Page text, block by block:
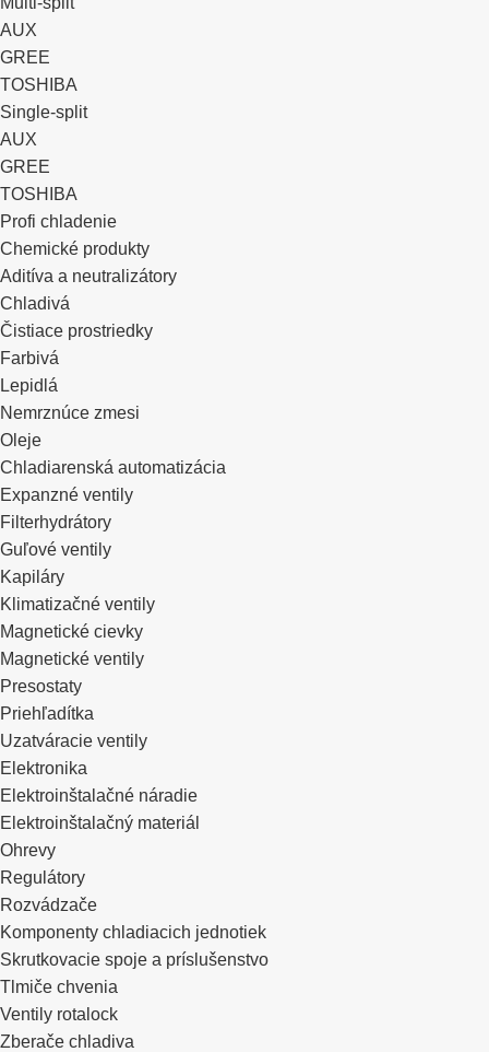
AUX
GREE
TOSHIBA
Single-split
AUX
GREE
TOSHIBA
Profi chladenie
Chemické produkty
Aditíva a neutralizátory
Chladivá
Čistiace prostriedky
Farbivá
Lepidlá
Nemrznúce zmesi
Oleje
Chladiarenská automatizácia
Expanzné ventily
Filterhydrátory
Guľové ventily
Kapiláry
Klimatizačné ventily
Magnetické cievky
Magnetické ventily
Presostaty
Priehľadítka
Uzatváracie ventily
Elektronika
Elektroinštalačné náradie
Elektroinštalačný materiál
Ohrevy
Regulátory
Rozvádzače
Komponenty chladiacich jednotiek
Skrutkovacie spoje a príslušenstvo
Tlmiče chvenia
Ventily rotalock
Zberače chladiva